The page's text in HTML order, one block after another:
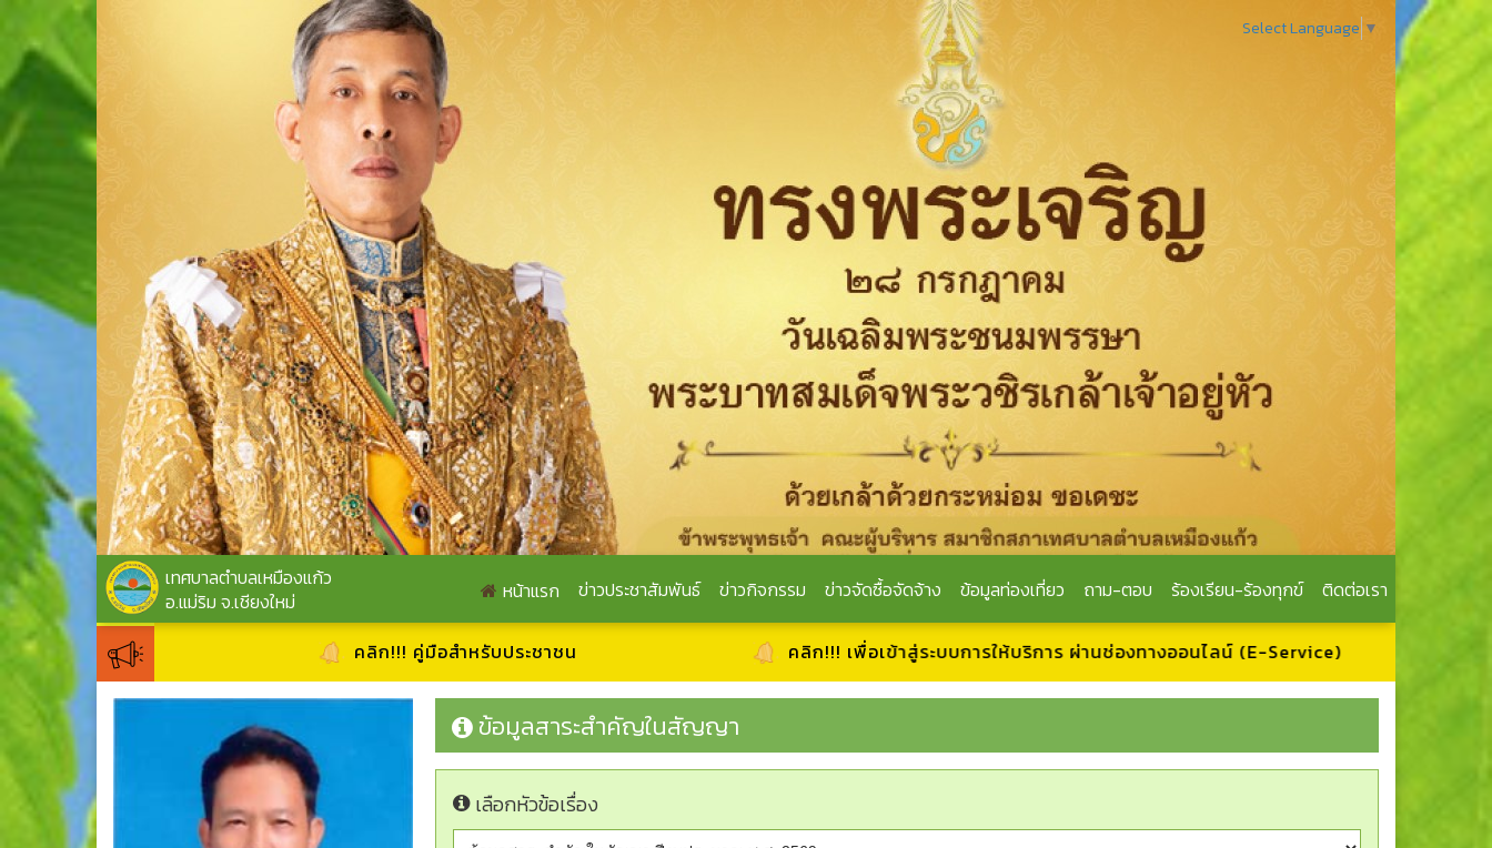
Select Language ▼
เทศบาลตำบลเหมืองแก้ว
อ.แม่ริม จ.เชียงใหม่
หน้าแรก ข่าวประชาสัมพันธ์ ข่าวกิจกรรม ข่าวจัดซื้อจัดจ้าง ข้อมูลท่องเที่ยว ถาม-ตอบ ร้องเรียน-ร้องทุกข์ ติดต่อเรา
คลิก!!! คู่มือสำหรับประชาชน คลิก!!! เพื่อเข้าสู่ระบบการให้บริการ ผ่านช่องทางออนไลน์ (E-Service)
ข้อมูลสาระสำคัญในสัญญา
เลือกหัวข้อเรื่อง